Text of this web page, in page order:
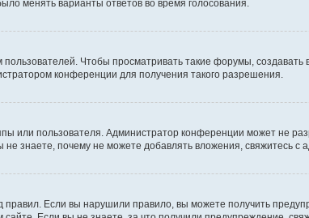
менять варианты ответов во время голосования.
Чтобы просматривать такие форумы,
конференции для получения такого разрешения.
или пользователя. Администратор конференции может не
знаете, почему не можете добавлять вложения, свяжитесь с
Если вы нарушили правило, вы можете получить